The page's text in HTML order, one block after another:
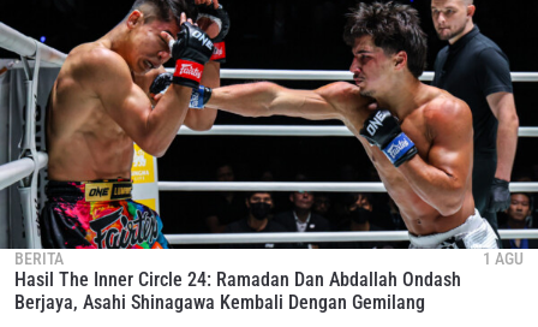
BERITA 1 AGU
Hasil The Inner Circle 24: Ramadan Dan Abdallah Ondash
Berjaya, Asahi Shinagawa Kembali Dengan Gemilang